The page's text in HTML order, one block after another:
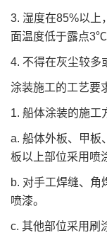
3. 湿度在85%以
面温度低于露点3℃
4. 不得在灰尘较多
涂装施工的工艺要
1. 船体涂装的施工
a. 船体外板、甲板
板以上部位采用喷
b. 对手工焊缝、角
喷漆。
c. 其他部位采用刷